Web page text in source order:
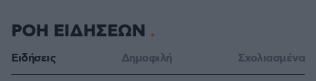
ΡΟΗ ΕΙΔΗΣΕΩΝ
Ειδήσεις Δημοφιλή Σχολιασμένα